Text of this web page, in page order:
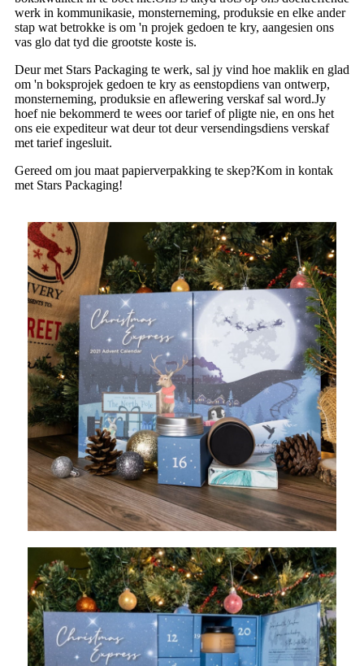
werk in kommunikasie, monsterneming, produksie en elke ander
stap wat betrokke is om 'n projek gedoen te kry, aangesien ons
vas glo dat tyd die grootste koste is.
Deur met Stars Packaging te werk, sal jy vind hoe maklik en glad
om 'n boksprojek gedoen te kry as eenstopdiens van ontwerp,
monsterneming, produksie en aflewering verskaf sal word.Jy
hoef nie bekommerd te wees oor tarief of pligte nie, en ons het
ons eie expediteur wat deur tot deur versendingsdiens verskaf
met tarief ingesluit.
Gereed om jou maat papierverpakking te skep?Kom in kontak
met Stars Packaging!